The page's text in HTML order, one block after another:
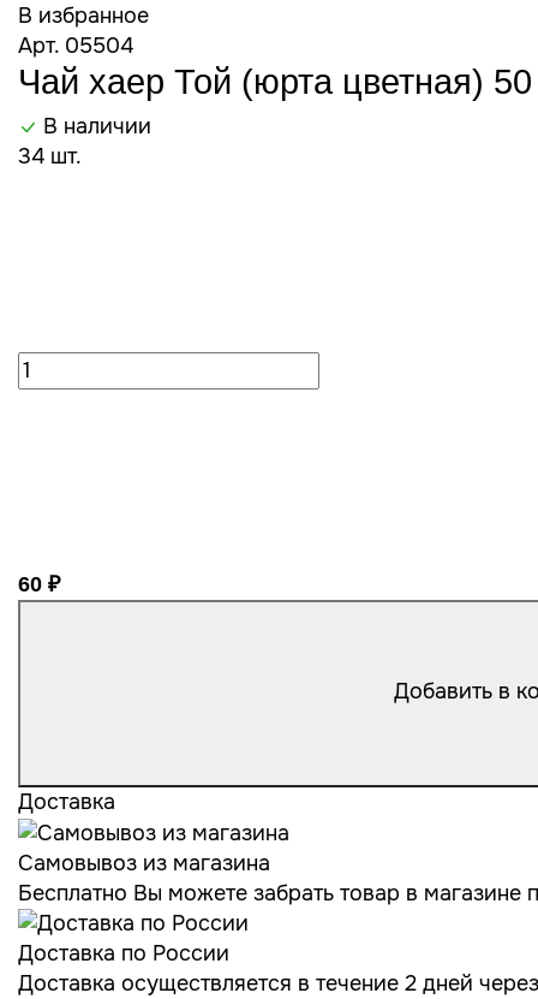
В избранное
Арт. 05504
Чай хаер Той (юрта цветная) 50
В наличии
34 шт.
60 ₽
Добавить в
Доставка
Самовывоз из магазина
Бесплатно Вы можете забрать товар в
Доставка по России
Доставка осуществляется в течение 2 дней